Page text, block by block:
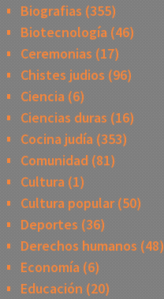
Biografias (355)
Biotecnología(46)
Ceremonias (17)
Chistes judios (96)
Ciencia(6)
Ciencias duras (16)
Cocina judía(353)
Comunidad(81)
Cultura(1)
Cultura popular(50)
Deportes (36)
Derechos humanos (48)
Economía(6)
Educación (20)